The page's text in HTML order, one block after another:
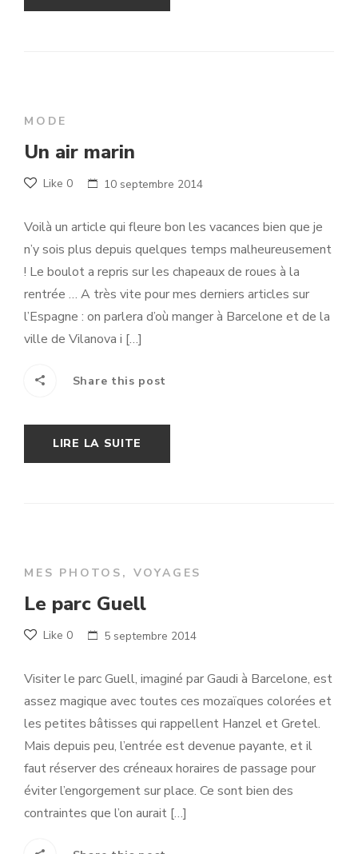
MODE
Un air marin
Like 0 10 septembre 2014
Voilà un article qui fleure bon les vacances bien que je
n’y sois plus depuis quelques temps malheureusement
! Le boulot a repris sur les chapeaux de roues à la
rentrée … A très vite pour mes derniers articles sur
l’Espagne : on parlera d’où manger à Barcelone et de la
ville de Vilanova i […]
LIRE LA SUITE
Share this post
MES PHOTOS , VOYAGES
Le parc Guell
Like 0 5 septembre 2014
Visiter le parc Guell, imaginé par Gaudi à Barcelone, est
assez magique avec toutes ces mozaïques colorées et
les petites bâtisses qui rappellent Hanzel et Gretel.
Mais depuis peu, l’entrée est devenue payante, et il
faut réserver des créneaux horaires de passage pour
éviter l’engorgement sur place. Ce sont bien des
contraintes que l’on aurait […]